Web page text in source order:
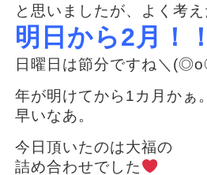
と思いましたが、よく考え
明日から2月！！
日曜日は節分ですね＼
年が明けてから1カ月かぁ。
早いなあ。
今日頂いたのは大福の
詰め合わせでした